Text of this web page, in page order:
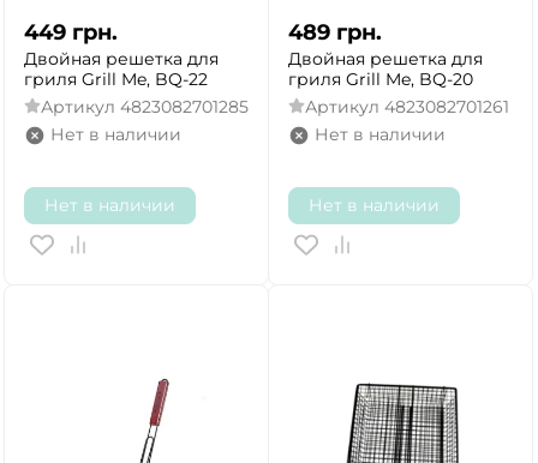
449 грн.
Двойная решетка для
гриля Grill Me, BQ-22
Артикул 4823082701285
Нет в наличии
Нет в наличии
489 грн.
Двойная решетка для
гриля Grill Me, BQ-20
Артикул 4823082701261
Нет в наличии
Нет в наличии